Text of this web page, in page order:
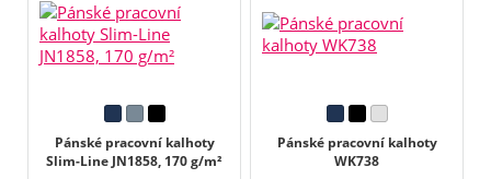
Pánské pracovní kalhoty
Slim-Line JN1858, 170 g/m²
Pánské pracovní kalhoty
WK738